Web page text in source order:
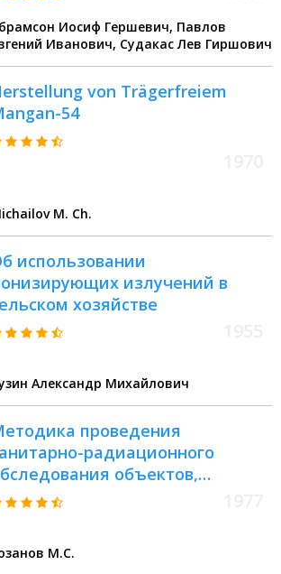
Иосиф Гершевич, Павлов
Евгений Иванович, Судакас Лев Гиршович
von Trägerfreiem
54
M. Ch.
использовании
излучений в
хозяйстве
Александр Михайлович
проведения
радиационного
объектов,
источники
М.С.